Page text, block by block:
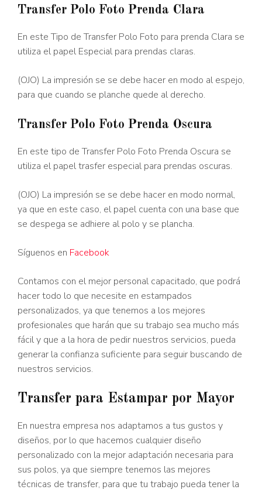
Transfer Polo Foto Prenda Clara
En este Tipo de Transfer Polo Foto para prenda Clara se
utiliza el papel Especial para prendas claras.
(OJO) La impresión se se debe hacer en modo al espejo,
para que cuando se planche quede al derecho.
Transfer Polo Foto Prenda Oscura
En este tipo de Transfer Polo Foto Prenda Oscura se
utiliza el papel trasfer especial para prendas oscuras.
(OJO) La impresión se se debe hacer en modo normal,
ya que en este caso, el papel cuenta con una base que
se despega se adhiere al polo y se plancha.
Síguenos en Facebook
Contamos con el mejor personal capacitado, que podrá
hacer todo lo que necesite en estampados
personalizados, ya que tenemos a los mejores
profesionales que harán que su trabajo sea mucho más
fácil y que a la hora de pedir nuestros servicios, pueda
generar la confianza suficiente para seguir buscando de
nuestros servicios.
Transfer para Estampar por Mayor
En nuestra empresa nos adaptamos a tus gustos y
diseños, por lo que hacemos cualquier diseño
personalizado con la mejor adaptación necesaria para
sus polos, ya que siempre tenemos las mejores
técnicas de transfer, para que tu trabajo pueda tener la